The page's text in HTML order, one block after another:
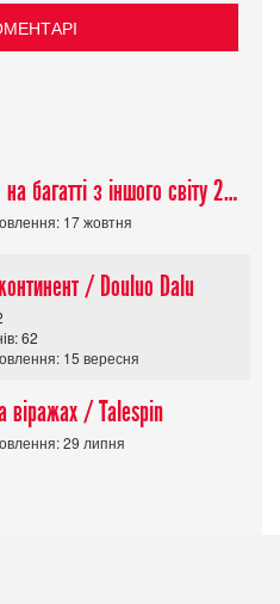
Кулінарія на багатті з іншого світу 2 сезон/ Tondemo Skill de Isekai Hourou
17 жовтня
/ Douluo Dalu
62
15 вересня
віражах / Talespin
29 липня